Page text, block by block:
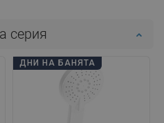
серия
ДНИ НА БАНЯТА